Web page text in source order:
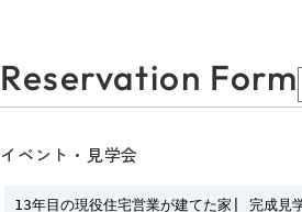
Reservation Form
イベント・見学会